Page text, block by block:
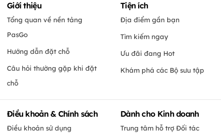
Giới thiệu
Tổng quan về nền tảng
PasGo
Hướng dẫn đặt chỗ
Câu hỏi thường gặp khi đặt
chỗ
Tiện ích
Địa điểm gần bạn
Tìm kiếm ngay
Ưu đãi đang Hot
Khám phá các Bộ sưu tập
Điều khoản & Chính sách
Điều khoản sử dụng
Dành cho Kinh doanh
Trung tâm hỗ trợ Đối tác